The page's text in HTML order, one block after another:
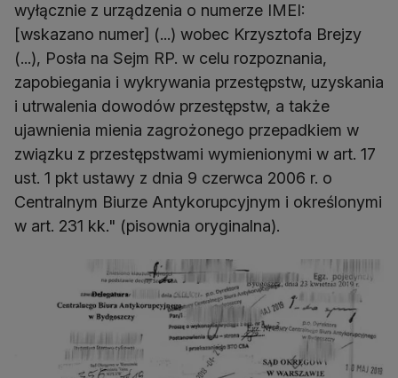
wyłącznie z urządzenia o numerze IMEI:
[wskazano numer] (...) wobec Krzysztofa Brejzy
(...), Posła na Sejm RP. w celu rozpoznania,
zapobiegania i wykrywania przestępstw, uzyskania
i utrwalenia dowodów przestępstw, a także
ujawnienia mienia zagrożonego przepadkiem w
związku z przestępstwami wymienionymi w art. 17
ust. 1 pkt ustawy z dnia 9 czerwca 2006 r. o
Centralnym Biurze Antykorupcyjnym i określonymi
w art. 231 kk." (pisownia oryginalna).